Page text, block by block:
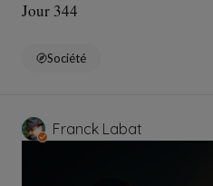
Jour 344
Société
Franck Labat